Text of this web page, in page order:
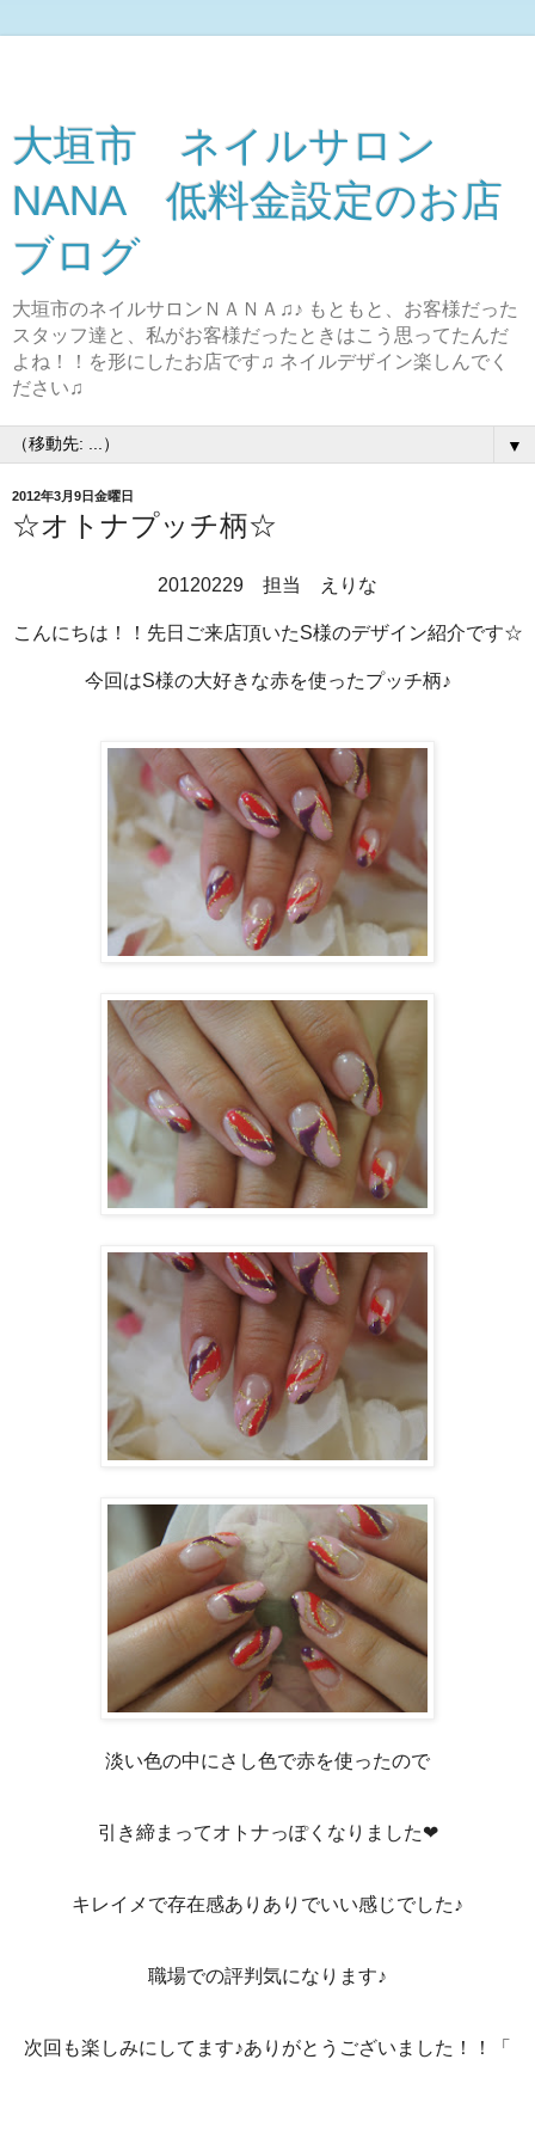
大垣市 ネイルサロン
NANA 低料金設定のお店
ブログ
大垣市のネイルサロンＮＡＮＡ♫♪ もともと、お客様だった
スタッフ達と、私がお客様だったときはこう思ってたんだ
よね！！を形にしたお店です♫ ネイルデザイン楽しんでく
ださい♫
▼
2012年3月9日金曜日
☆オトナプッチ柄☆
20120229 担当 えりな
こんにちは！！先日ご来店頂いたS様のデザイン紹介です☆
今回はS様の大好きな赤を使ったプッチ柄♪
淡い色の中にさし色で赤を使ったので
引き締まってオトナっぽくなりました❤
キレイメで存在感ありありでいい感じでした♪
職場での評判気になります♪
次回も楽しみにしてます♪ありがとうございました！！「